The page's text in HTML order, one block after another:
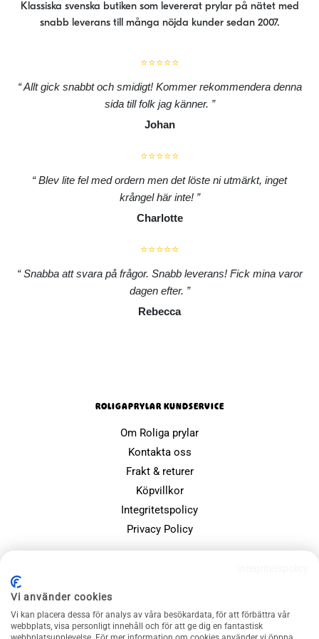
Klassiska svenska butiken som levererat prylar på nätet med
snabb leverans till många nöjda kunder sedan 2007.
⭐⭐⭐⭐⭐
Allt gick snabbt och smidigt! Kommer rekommendera denna
sida till folk jag känner.
Johan
⭐⭐⭐⭐⭐
Blev lite fel med ordern men det löste ni utmärkt, inget
krångel här inte!
Charlotte
⭐⭐⭐⭐⭐
Snabba att svara på frågor. Snabb leverans! Fick mina varor
dagen efter.
Rebecca
ROLIGAPRYLAR KUNDSERVICE
Om Roliga prylar
Kontakta oss
Frakt & returer
Köpvillkor
Integritetspolicy
Privacy Policy
Julklappsspelet
Merchandise
Vi använder cookies
Vi kan placera dessa för analys av våra besökardata, för att förbättra vår
webbplats, visa personligt innehåll och för att ge dig en fantastisk